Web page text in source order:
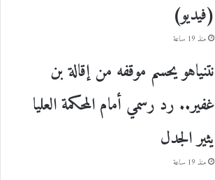
(فيديو)
منذ 19 ساعة
نتنياهو يحسم موقفه من إقالة بن
غفير.. رد رسمي أمام المحكمة العليا
يثير الجدل
منذ 19 ساعة